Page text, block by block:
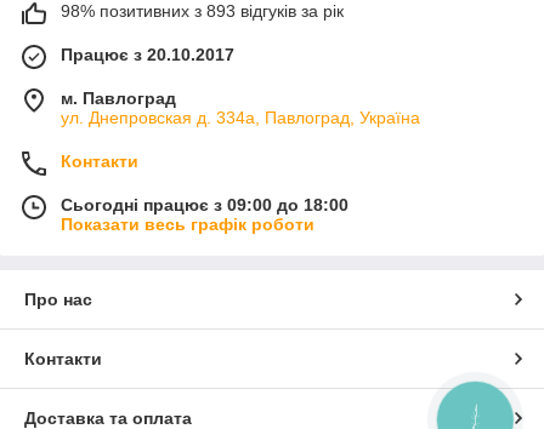
98% позитивних з 893 відгуків за рік
Працює з 20.10.2017
м. Павлоград
ул. Днепровская д. 334а, Павлоград, Україна
Контакти
Сьогодні працює з 09:00 до 18:00
Показати весь графік роботи
Про нас
Контакти
Доставка та оплата КНОПКА
ЗВ'ЯЗКУ